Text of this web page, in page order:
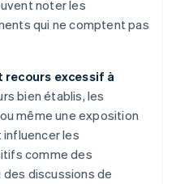
noter les
qui ne comptent pas
recours excessif à
bien établis, les
même une exposition
les
comme des
discussions de